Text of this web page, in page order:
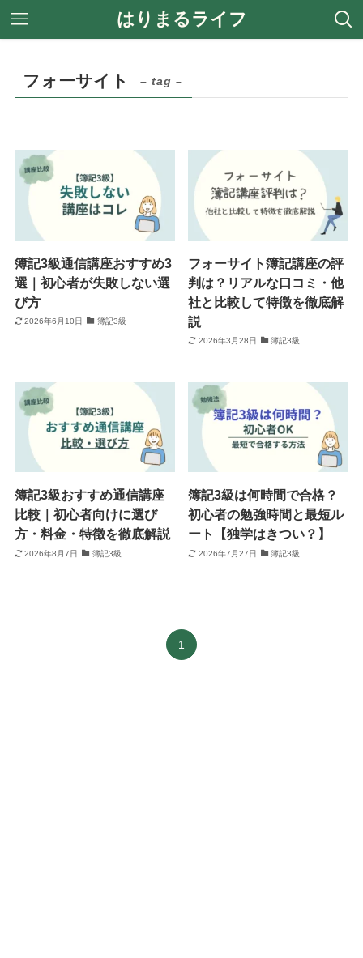
はりまるライフ
フォーサイト – tag –
簿記3級通信講座おすすめ3
選｜初心者が失敗しない選
び方
2026年6月10日 簿記3級
フォーサイト簿記講座の評
判は？リアルな口コミ・他
社と比較して特徴を徹底解
説
2026年3月28日 簿記3級
簿記3級おすすめ通信講座
比較｜初心者向けに選び
方・料金・特徴を徹底解説
2026年8月7日 簿記3級
簿記3級は何時間で合格？
初心者の勉強時間と最短ル
ート【独学はきつい？】
2026年7月27日 簿記3級
1